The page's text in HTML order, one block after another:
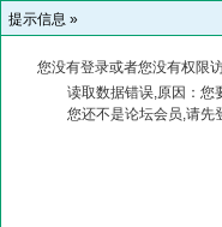
提示信息 »
您没有登录或者您没有权限
读取数据错误,原因：您
您还不是论坛会员,请先